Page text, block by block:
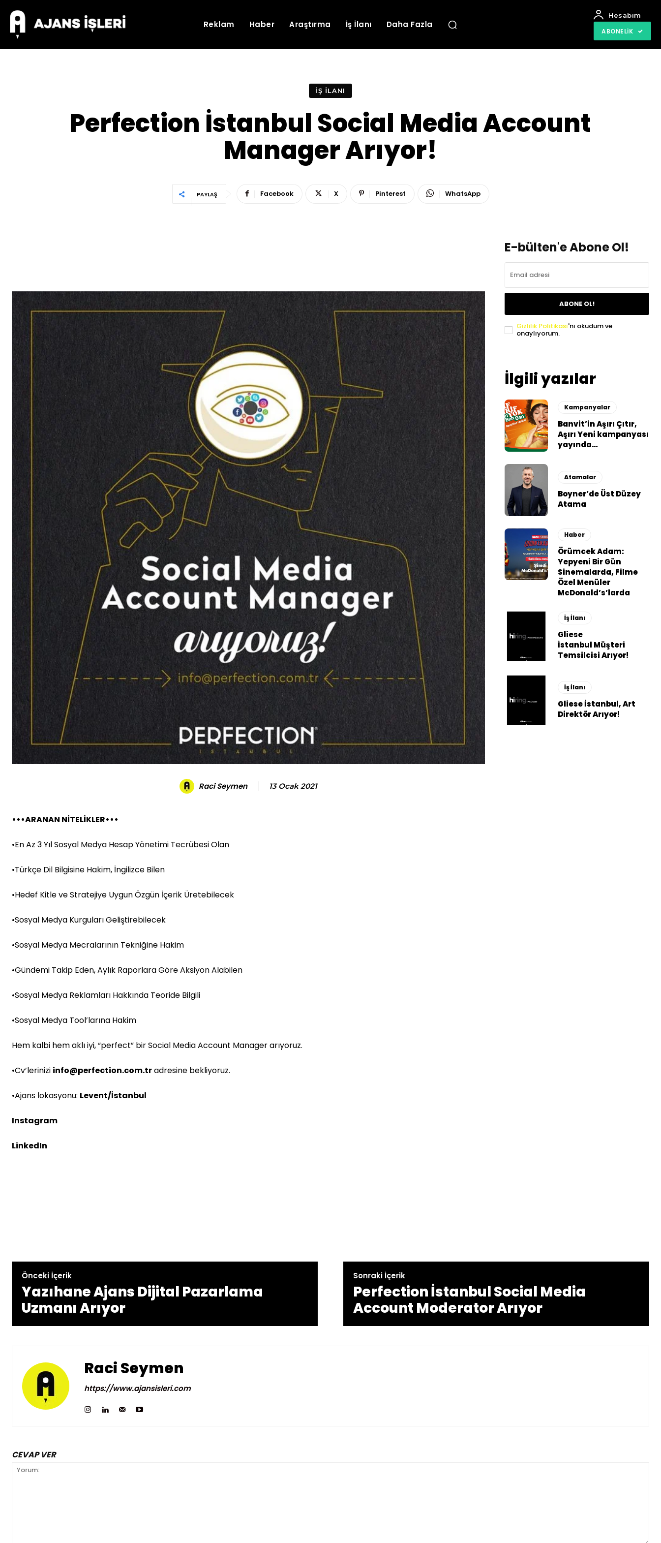
Reklam Haber Araştırma İş İlanı Daha Fazla
Hesabım
ABONELIK
İŞ İLANI
Perfection İstanbul Social Media Account
Manager Arıyor!
PAYLAŞ Facebook X Pinterest WhatsApp
Raci Seymen 13 Ocak 2021
•••ARANAN NİTELİKLER•••
•En Az 3 Yıl Sosyal Medya Hesap Yönetimi Tecrübesi Olan
•Türkçe Dil Bilgisine Hakim, İngilizce Bilen
•Hedef Kitle ve Stratejiye Uygun Özgün İçerik Üretebilecek
•Sosyal Medya Kurguları Geliştirebilecek
•Sosyal Medya Mecralarının Tekniğine Hakim
•Gündemi Takip Eden, Aylık Raporlara Göre Aksiyon Alabilen
•Sosyal Medya Reklamları Hakkında Teoride Bilgili
•Sosyal Medya Tool’larına Hakim
Hem kalbi hem aklı iyi, “perfect” bir Social Media Account Manager arıyoruz.
•Cv’lerinizi info@perfection.com.tradresine bekliyoruz.
•Ajans lokasyonu: Levent/İstanbul
Instagram
LinkedIn
E-bülten'e Abone Ol!
ABONE OL!
Gizlilik Politikası'nı okudum ve
onaylıyorum.
İlgili yazılar
Kampanyalar
Banvit’in Aşırı Çıtır,
Aşırı Yeni kampanyası
yayında…
Atamalar
Boyner’de Üst Düzey
Atama
Haber
Örümcek Adam:
Yepyeni Bir Gün
Sinemalarda, Filme
Özel Menüler
McDonald’s’larda
İş İlanı
Gliese
İstanbul Müşteri
Temsilcisi Arıyor!
İş İlanı
Gliese İstanbul, Art
Direktör Arıyor!
Önceki İçerik
Yazıhane Ajans Dijital Pazarlama
Uzmanı Arıyor
Sonraki İçerik
Perfection İstanbul Social Media
Account Moderator Arıyor
Raci Seymen
https://www.ajansisleri.com
CEVAP VER